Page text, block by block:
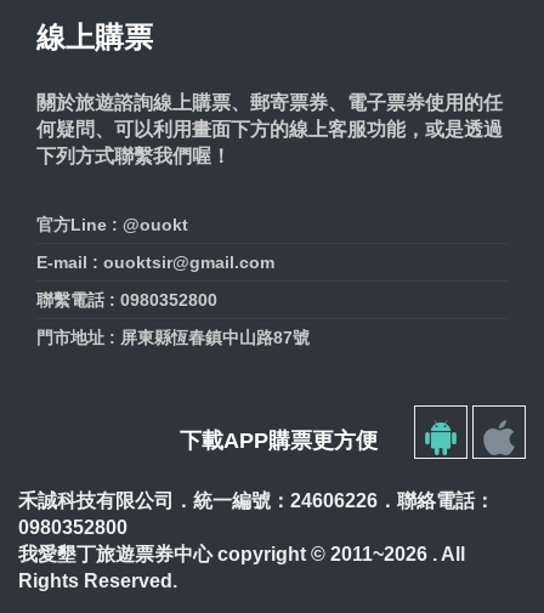
線上購票
關於旅遊諮詢線上購票、郵寄票券、電子票券使用的任
何疑問、可以利用畫面下方的線上客服功能，或是透過
下列方式聯繫我們喔！
官方Line : @ouokt
E-mail : ouoktsir@gmail.com
聯繫電話 : 0980352800
門市地址 : 屏東縣恆春鎮中山路87號
下載APP購票更方便
禾誠科技有限公司．統一編號：24606226．聯絡電話：
0980352800
我愛墾丁旅遊票券中心 copyright © 2011~2026 . All
Rights Reserved.